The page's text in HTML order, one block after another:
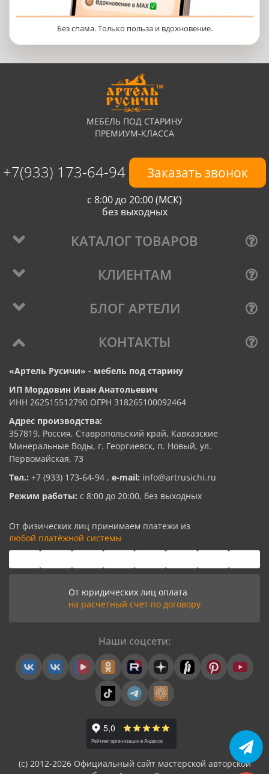
Без спама. Только польза и вдохновение.
МЕБЕЛЬ ПОД СТАРИНУ
ПРЕМИУМ-КЛАССА
+7(933) 173-64-94 Заказать звонок
с 8:00 до 20:00 (МСК)
без выходных
КАТАЛОГ ТОВАРОВ
КЛИЕНТАМ
БЛОГ АРТЕЛИ
КОНТАКТЫ
«Артель Русичи» - мебель под старину
ИП Мордовин Иван Анатольевич
ИНН 262515512790 ОГРН 318265100092464
Адрес производства:
357819, Россия, Ставропольский край, Кавказские
Минеральные Воды, г. Георгиевск, п. Новый, ул.
Первомайская, 73
Тел.: +7 (933) 173-64-94 , e-mail: info@artrusichi.ru
Режим работы: с 8:00 до 20:00, без выходных
От физических лиц принимаем платежи из
любой платёжной системы
От юридических лиц оплата
на расчетный счет по договору
(с) 2012-2026 Официальный сайт мастерской авторской
Наши соцсети: